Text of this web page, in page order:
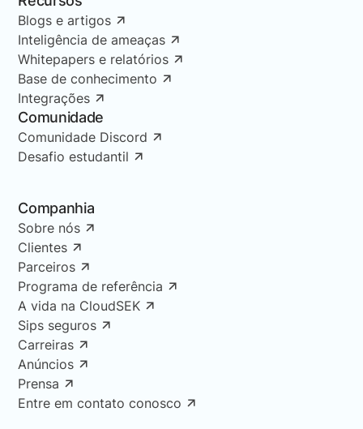
Blogs e artigos
Inteligência de ameaças
Whitepapers e relatórios
Base de conhecimento
Integrações
Comunidade
Comunidade Discord
Desafio estudantil
Companhia
Sobre nós
Clientes
Parceiros
Programa de referência
A vida na CloudSEK
Sips seguros
Carreiras
Anúncios
Prensa
Entre em contato conosco